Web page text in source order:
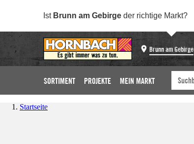
Ist Brunn am Gebirge der richtige Markt?
Brunn am Gebirge
SORTIMENT PROJEKTE MEIN MARKT
Startseite